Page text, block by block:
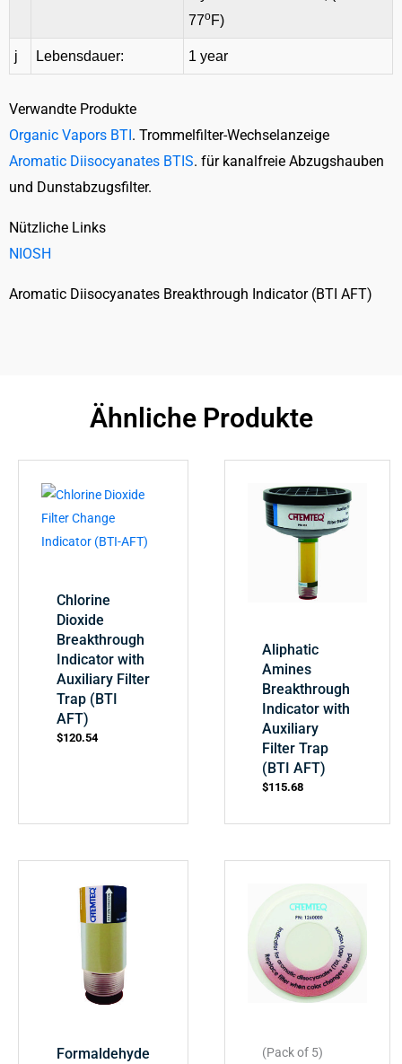
77oF)
j Lebensdauer: 1 year
Verwandte Produkte
Organic Vapors BTI. Trommelfilter-Wechselanzeige
Aromatic Diisocyanates BTIS. für kanalfreie Abzugshauben
und Dunstabzugsfilter.
Nützliche Links
NIOSH
Aromatic Diisocyanates Breakthrough Indicator (BTI AFT)
Ähnliche Produkte
Chlorine
Dioxide
Breakthrough
Indicator with
Auxiliary Filter
Trap (BTI
AFT)
$120.54
Aliphatic
Amines
Breakthrough
Indicator with
Auxiliary
Filter Trap
(BTI AFT)
$115.68
Formaldehyde
(Pack of 5)